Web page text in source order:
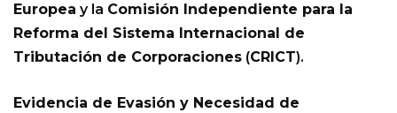
Europea y la Comisión Independiente para la
Reforma del Sistema Internacional de
Tributación de Corporaciones (CRICT).
Evidencia de Evasión y Necesidad de